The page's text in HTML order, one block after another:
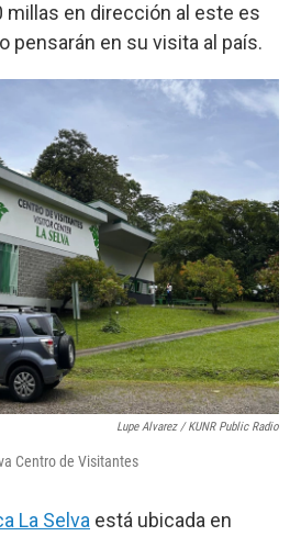
millas en dirección al este es
pensarán en su visita al país.
Lupe Alvarez / KUNR Public Radio
Centro de Visitantes
La Selva está ubicada en